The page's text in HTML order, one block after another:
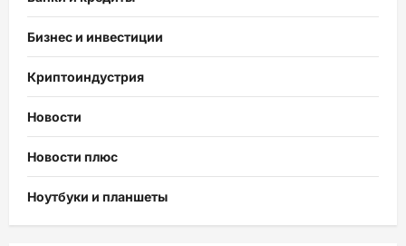
Бизнес и инвестиции
Криптоиндустрия
Новости
Новости плюс
Ноутбуки и планшеты